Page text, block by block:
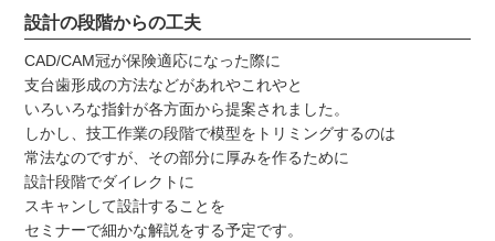
設計の段階からの工夫
CAD/CAM冠が保険適応になった際に
支台歯形成の方法などがあれやこれやと
いろいろな指針が各方面から提案されました。
しかし、技工作業の段階で模型をトリミングするのは
常法なのですが、その部分に厚みを作るために
設計段階でダイレクトに
スキャンして設計することを
セミナーで細かな解説をする予定です。